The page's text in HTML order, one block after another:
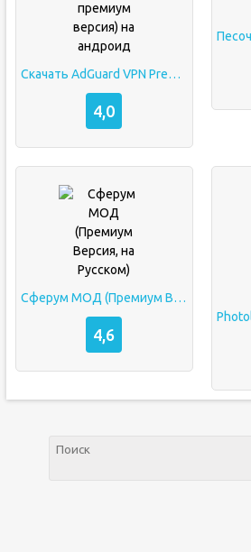
Скачать AdGuard VPN Premium (Русская премиум версия) на андроид
4,0
Сферум МОД (Премиум Версия, на Русском)
4,6